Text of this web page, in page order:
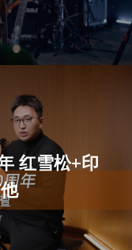
红雪松+印